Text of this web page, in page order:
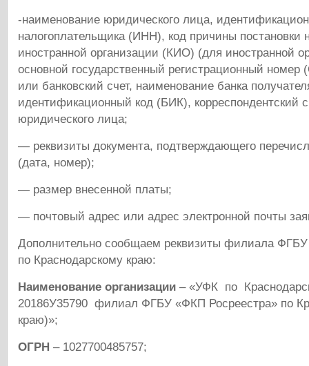
-наименование юридического лица,
налогоплательщика (ИНН), код причины постановки
иностранной организации (КИО) (для иностранной
основной государственный регистрационный
или банковский счет, наименование банка
идентификационный код (БИК), корреспондентский
юридического лица;
— реквизиты документа, подтверждающего
(дата, номер);
— размер внесенной платы;
— почтовый адрес или адрес электронной почты
Дополнительно сообщаем реквизиты филиала
по Краснодарскому краю:
Наименование организации – «УФК по
20186У35790 филиал ФГБУ «ФКП Росреестра» по
краю)»;
ОГРН – 1027700485757;